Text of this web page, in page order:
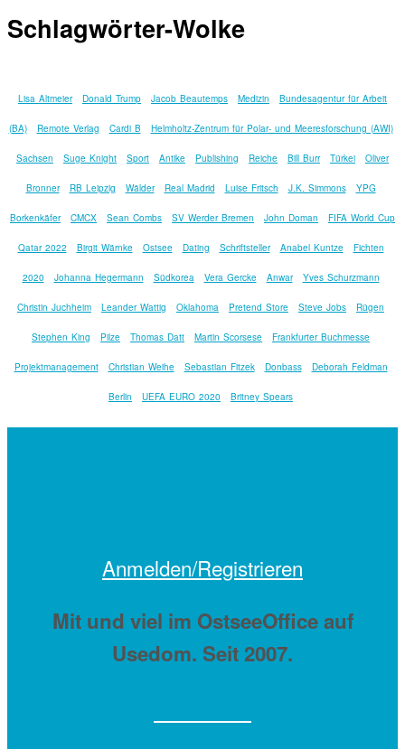
Schlagwörter-Wolke
Lisa Altmeier Donald Trump Jacob Beautemps Medizin Bundesagentur für Arbeit
(BA) Remote Verlag Cardi B Helmholtz-Zentrum für Polar- und Meeresforschung (AWI)
Sachsen Suge Knight Sport Antike Publishing Reiche Bill Burr Türkei Oliver
Bronner RB Leipzig Wälder Real Madrid Luise Fritsch J.K. Simmons YPG
Borkenkäfer CMCX Sean Combs SV Werder Bremen John Doman FIFA World Cup
Qatar 2022 Birgit Wärnke Ostsee Dating Schriftsteller Anabel Kuntze Fichten
2020 Johanna Hegermann Südkorea Vera Gercke Anwar Yves Schurzmann
Christin Juchheim Leander Wattig Oklahoma Pretend Store Steve Jobs Rügen
Stephen King Pilze Thomas Datt Martin Scorsese Frankfurter Buchmesse
Projektmanagement Christian Weihe Sebastian Fitzek Donbass Deborah Feldman
Berlin UEFA EURO 2020 Britney Spears
Anmelden/Registrieren
Mit und viel im OstseeOffice auf
Usedom. Seit 2007.